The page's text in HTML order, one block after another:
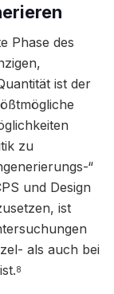
Phase des
ist der
zu
“
und Design
ist
als auch bei
8